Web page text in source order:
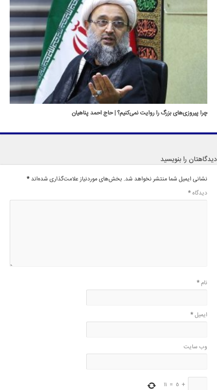
چرا پیروزی‌های بزرگ را روایت نمی‌کنیم؟ | حاج احمد پناهیان
دیدگاهتان را بنویسید
نشانی ایمیل شما منتشر نخواهد شد. بخش‌های موردنیاز علامت‌گذاری شده‌اند *
دیدگاه*
نام*
ایمیل*
وب‌ سایت
+
5
=
11